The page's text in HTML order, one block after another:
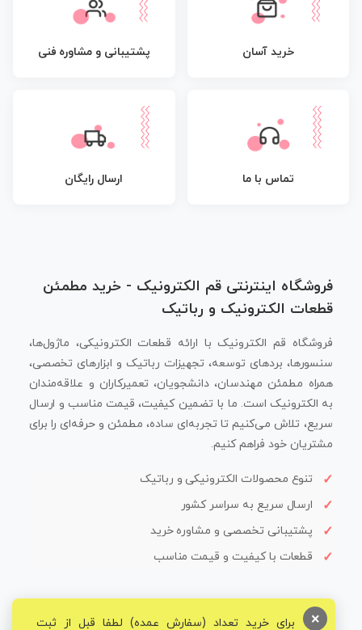
خرید آسان پشتیبانی و مشاوره فنی
تماس با ما ارسال رایگان
فروشگاه اینترنتی قم الکترونیک - خرید مطمئن
قطعات الکترونیک و رباتیک
فروشگاه قم الکترونیک با ارائه قطعات الکترونیکی، ماژول‌ها،
سنسورها، بردهای توسعه، تجهیزات رباتیک و ابزارهای تخصصی،
همراه مطمئن مهندسان، دانشجویان، تعمیرکاران و علاقه‌مندان
به الکترونیک است. ما با تضمین کیفیت، قیمت مناسب و ارسال
سریع، تلاش می‌کنیم تا تجربه‌ای ساده، مطمئن و حرفه‌ای را برای
مشتریان خود فراهم کنیم.
تنوع محصولات الکترونیکی و رباتیک
ارسال سریع به سراسر کشور
پشتیبانی تخصصی و مشاوره خرید
قطعات با کیفیت و قیمت مناسب
برای خرید تعداد (سفارش عمده) لطفا قبل از ثبت ×